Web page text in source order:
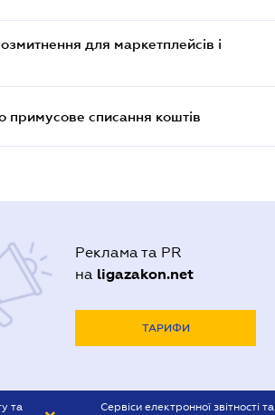
для маркетплейсів і
примусове списання коштів
Реклама та PR
на ligazakon.net
ТАРИФИ
та Сервіси електронної звітності та